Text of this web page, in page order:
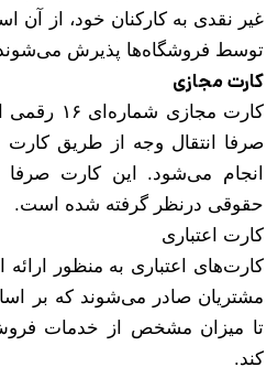
غیر نقدی به کارکنان خود، از آن
توسط فروشگاه‌ها پذیرش
کارت مجازی
کارت
صرفا انتقال وجه از طریق
انجام می‌شود. این کارت
حقوقی درنظر گرفته شده است.
کارت اعتباری
کارت‌های اعتباری به منظور ارائه
مشتریان صادر می‌شوند که بر
تا میزان مشخص از خدمات فروش
کند.